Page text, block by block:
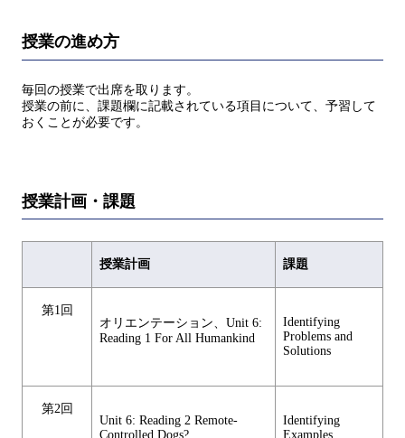
授業の進め方
毎回の授業で出席を取ります。
授業の前に、課題欄に記載されている項目について、予習して
おくことが必要です。
授業計画・課題
授業計画 課題
第1回
オリエンテーション、Unit 6:
Reading 1 For All Humankind
Identifying
Problems and
Solutions
第2回
Unit 6: Reading 2 Remote-
Controlled Dogs?
Identifying
Examples